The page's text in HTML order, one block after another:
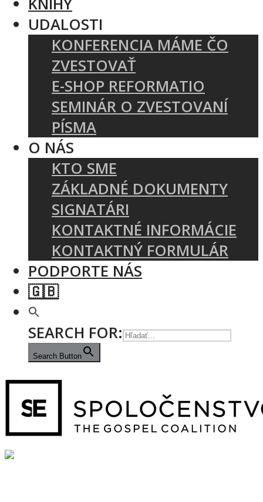
UDALOSTI
KONFERENCIA MÁME ČO
ZVESTOVAŤ
E-SHOP REFORMATIO
SEMINÁR O ZVESTOVANÍ
PÍSMA
O NÁS
KTO SME
ZÁKLADNÉ DOKUMENTY
SIGNATÁRI
KONTAKTNÉ INFORMÁCIE
KONTAKTNÝ FORMULÁR
PODPORTE NÁS
🇬🇧
SEARCH FOR:
Search Button